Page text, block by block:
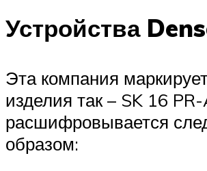
Устройства
Эта компания
изделия так – SK 16
расшифровывается
образом: